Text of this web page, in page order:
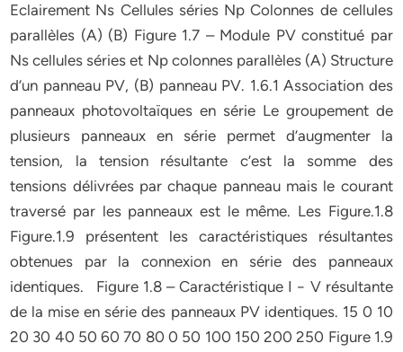
Eclairement Ns Cellules séries Np Colonnes de cellules
parallèles (A) (B) Figure 1.7 – Module PV constitué par
Ns cellules séries et Np colonnes parallèles (A) Structure
d’un panneau PV, (B) panneau PV. 1.6.1 Association des
panneaux photovoltaïques en série Le groupement de
plusieurs panneaux en série permet d’augmenter la
tension, la tension résultante c’est la somme des
tensions délivrées par chaque panneau mais le courant
traversé par les panneaux est le même. Les Figure.1.8
Figure.1.9 présentent les caractéristiques résultantes
obtenues par la connexion en série des panneaux
identiques. Figure 1.8 – Caractéristique I − V résultante
de la mise en série des panneaux PV identiques. 15 0 10
20 30 40 50 60 70 80 0 50 100 150 200 250 Figure 1.9